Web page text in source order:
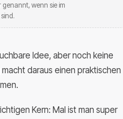
wenn sie im
Idee, aber noch keine
daraus einen praktischen
Kern: Mal ist man super